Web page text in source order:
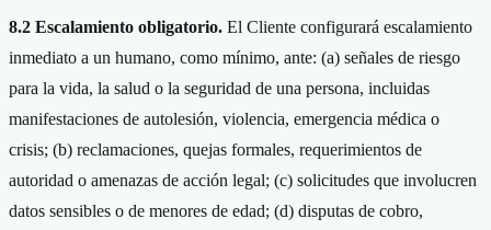
8.2 Escalamiento obligatorio. El Cliente configurará escalamiento
inmediato a un humano, como mínimo, ante: (a) señales de riesgo
para la vida, la salud o la seguridad de una persona, incluidas
manifestaciones de autolesión, violencia, emergencia médica o
crisis; (b) reclamaciones, quejas formales, requerimientos de
autoridad o amenazas de acción legal; (c) solicitudes que involucren
datos sensibles o de menores de edad; (d) disputas de cobro,